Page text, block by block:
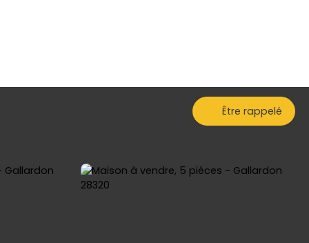
Être rappelé